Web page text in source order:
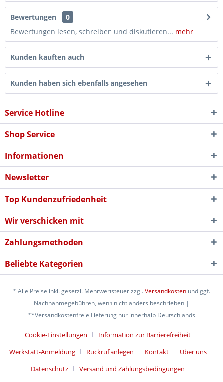
Bewertungen
0
Bewertungen lesen, schreiben und diskutieren... mehr
Kunden kauften auch
Kunden haben sich ebenfalls angesehen
Service Hotline
Shop Service
Informationen
Newsletter
Top Kundenzufriedenheit
Wir verschicken mit
Zahlungsmethoden
Beliebte Kategorien
* Alle Preise inkl. gesetzl. Mehrwertsteuer zzgl.Versandkosten und ggf.
Nachnahmegebühren, wenn nicht anders beschrieben |
**Versandkostenfreie Lieferung nur innerhalb Deutschlands
Cookie-Einstellungen
Information zur Barrierefreiheit
Werkstatt-Anmeldung
Rückruf anlegen Kontakt
Über uns
Datenschutz
Versand und Zahlungsbedingungen